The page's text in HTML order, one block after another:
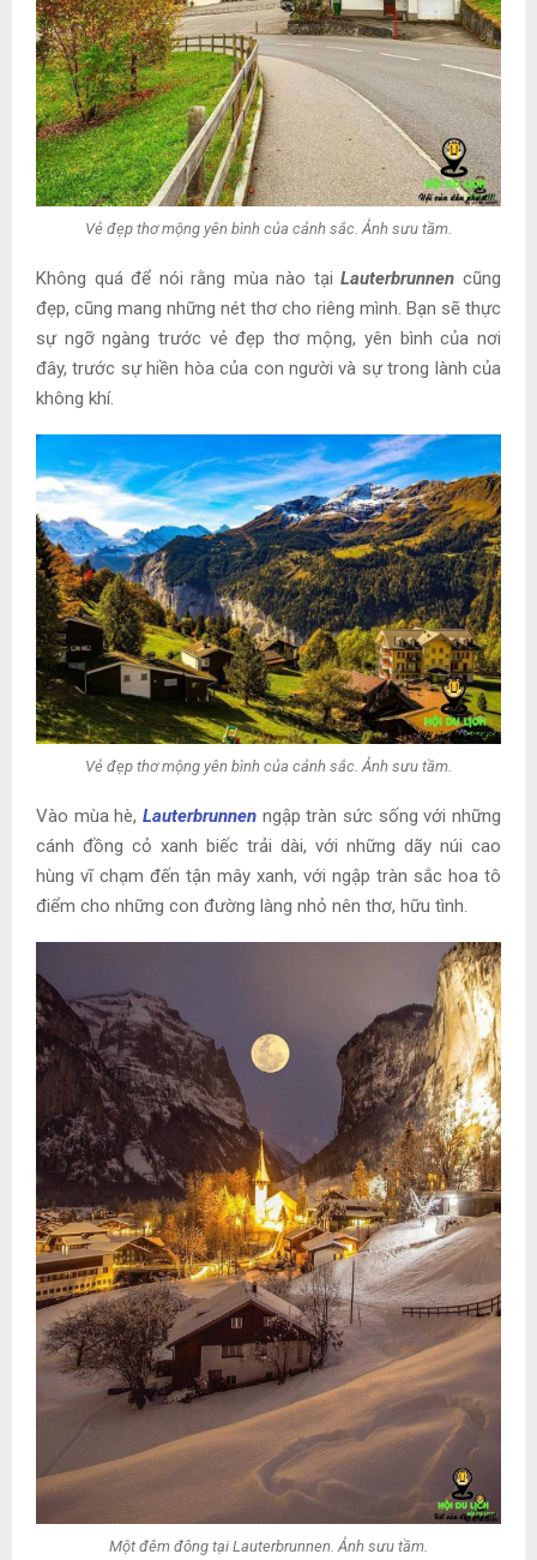
Vẻ đẹp thơ mộng yên bình của cảnh sắc. Ảnh sưu tầm.
Không quá để nói rằng mùa nào tại Lauterbrunnen cũng
đẹp, cũng mang những nét thơ cho riêng mình. Bạn sẽ thực
sự ngỡ ngàng trước vẻ đẹp thơ mộng, yên bình của nơi
đây, trước sự hiền hòa của con người và sự trong lành của
không khí.
Vẻ đẹp thơ mộng yên bình của cảnh sắc. Ảnh sưu tầm.
Vào mùa hè, Lauterbrunnen ngập tràn sức sống với những
cánh đồng cỏ xanh biếc trải dài, với những dãy núi cao
hùng vĩ chạm đến tận mây xanh, với ngập tràn sắc hoa tô
điểm cho những con đường làng nhỏ nên thơ, hữu tình.
Một đêm đông tại Lauterbrunnen. Ảnh sưu tầm.